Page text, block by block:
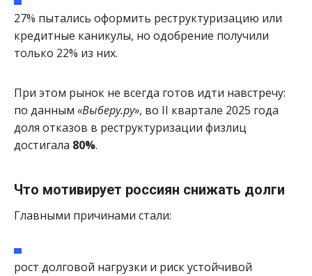
27% пытались оформить реструктуризацию или
кредитные каникулы, но одобрение получили
только 22% из них.
При этом рынок не всегда готов идти навстречу:
по данным «Выберу.ру», во II квартале 2025 года
доля отказов в реструктуризации физлиц
достигала 80%.
Что мотивирует россиян снижать долги
Главными причинами стали:
рост долговой нагрузки и риск устойчивой